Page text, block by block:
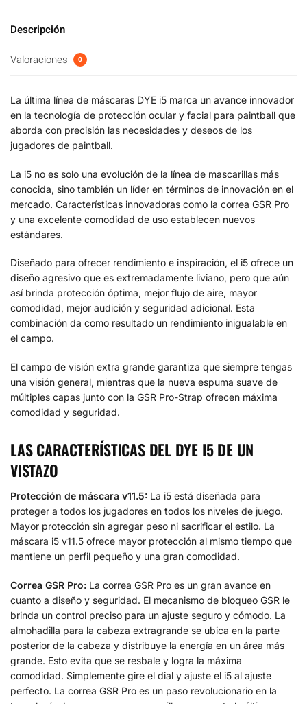
Descripción
Valoraciones 0
La última línea de máscaras DYE i5 marca un avance innovador
en la tecnología de protección ocular y facial para paintball que
aborda con precisión las necesidades y deseos de los
jugadores de paintball.
La i5 no es solo una evolución de la línea de mascarillas más
conocida, sino también un líder en términos de innovación en el
mercado. Características innovadoras como la correa GSR Pro
y una excelente comodidad de uso establecen nuevos
estándares.
Diseñado para ofrecer rendimiento e inspiración, el i5 ofrece un
diseño agresivo que es extremadamente liviano, pero que aún
así brinda protección óptima, mejor flujo de aire, mayor
comodidad, mejor audición y seguridad adicional. Esta
combinación da como resultado un rendimiento inigualable en
el campo.
El campo de visión extra grande garantiza que siempre tengas
una visión general, mientras que la nueva espuma suave de
múltiples capas junto con la GSR Pro-Strap ofrecen máxima
comodidad y seguridad.
LAS CARACTERÍSTICAS DEL DYE I5 DE UN
VISTAZO
Protección de máscara v11.5: La i5 está diseñada para
proteger a todos los jugadores en todos los niveles de juego.
Mayor protección sin agregar peso ni sacrificar el estilo. La
máscara i5 v11.5 ofrece mayor protección al mismo tiempo que
mantiene un perfil pequeño y una gran comodidad.
Correa GSR Pro: La correa GSR Pro es un gran avance en
cuanto a diseño y seguridad. El mecanismo de bloqueo GSR le
brinda un control preciso para un ajuste seguro y cómodo. La
almohadilla para la cabeza extragrande se ubica en la parte
posterior de la cabeza y distribuye la energía en un área más
grande. Esto evita que se resbale y logra la máxima
comodidad. Simplemente gire el dial y ajuste el i5 al ajuste
perfecto. La correa GSR Pro es un paso revolucionario en la